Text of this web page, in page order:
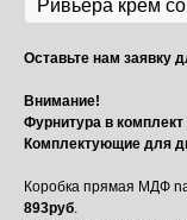
Оставьте нам заявку
Внимание!
Фурнитура в комплект
Комплектующие для
Коробка прямая МДФ
893руб.